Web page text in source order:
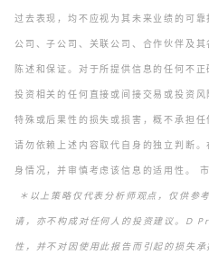
过去表现，均不应视为其未来业绩的可
公司、子公司、关联公司、合作伙伴及
陈述和保证。对于所提供信息的任何不
投资相关的任何直接或间接交易或投资
特殊或后果性的损失或损害，概不承担任
请勿依赖上述内容取代自身的独立判断
身情况，并审慎考虑该信息的适用性。
＊以上策略仅代表分析师观点，仅供参
请，亦不构成对任何人的投资建议。D
性，并不对因使用此报告而引起的损失